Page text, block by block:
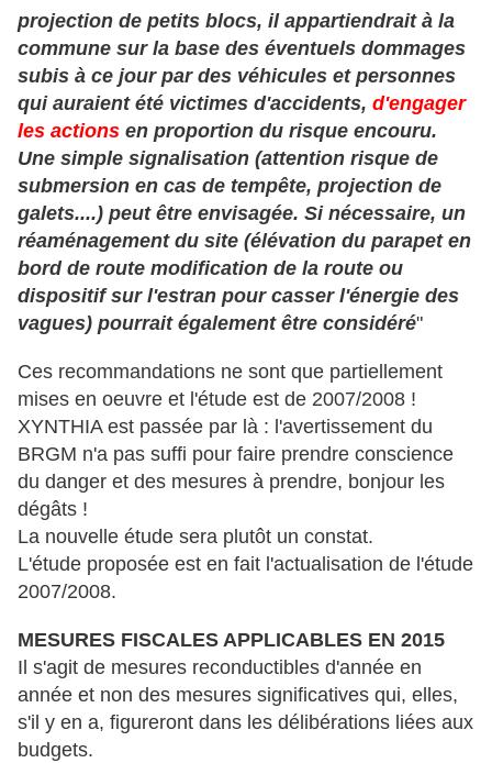
projection de petits blocs, il appartiendrait à la
commune sur la base des éventuels dommages
subis à ce jour par des véhicules et personnes
qui auraient été victimes d'accidents, d'engager
les actions en proportion du risque encouru.
Une simple signalisation (attention risque de
submersion en cas de tempête, projection de
galets....) peut être envisagée. Si nécessaire, un
réaménagement du site (élévation du parapet en
bord de route modification de la route ou
dispositif sur l'estran pour casser l'énergie des
vagues) pourrait également être considéré"
Ces recommandations ne sont que partiellement
mises en oeuvre et l'étude est de 2007/2008 !
XYNTHIA est passée par là : l'avertissement du
BRGM n'a pas suffi pour faire prendre conscience
du danger et des mesures à prendre, bonjour les
dégâts !
La nouvelle étude sera plutôt un constat.
L'étude proposée est en fait l'actualisation de l'étude
2007/2008.
MESURES FISCALES APPLICABLES EN 2015
Il s'agit de mesures reconductibles d'année en
année et non des mesures significatives qui, elles,
s'il y en a, figureront dans les délibérations liées aux
budgets.